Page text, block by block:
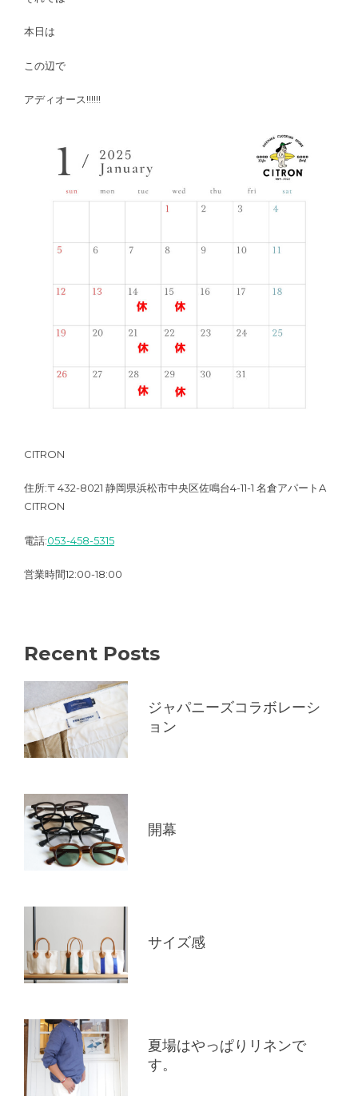
本日は
この辺で
アディオース!!!!!!
CITRON
住所:〒432-8021 静岡県浜松市中央区佐鳴台4-11-1 名倉アパートA
CITRON
電話:053-458-5315
営業時間12:00-18:00
Recent Posts
ジャパニーズコラボレーシ
ョン
開幕
サイズ感
夏場はやっぱりリネンで
す。